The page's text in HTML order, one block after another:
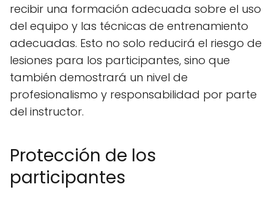
recibir una formación adecuada sobre el uso
del equipo y las técnicas de entrenamiento
adecuadas. Esto no solo reducirá el riesgo de
lesiones para los participantes, sino que
también demostrará un nivel de
profesionalismo y responsabilidad por parte
del instructor.
Protección de los
participantes